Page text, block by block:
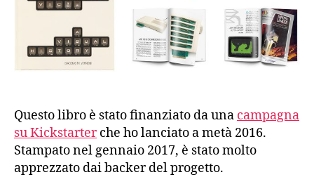
Visual
History”
Questo libro è stato finanziato da una campagna
su Kickstarterche ho lanciato a metà 2016.
Stampato nel gennaio 2017, è stato molto
apprezzato dai backer del progetto.